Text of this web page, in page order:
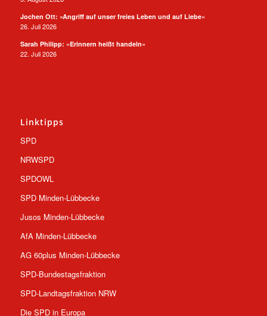
Jochen Ott: »Angriff auf unser freies Leben und auf Liebe«
26. Juli 2026
Sarah Philipp: »Erinnern heißt handeln«
22. Juli 2026
Linktipps
SPD
NRWSPD
SPDOWL
SPD Minden-Lübbecke
Jusos Minden-Lübbecke
AfA Minden-Lübbecke
AG 60plus Minden-Lübbecke
SPD-Bundestagsfraktion
SPD-Landtagsfraktion NRW
Die SPD in Europa